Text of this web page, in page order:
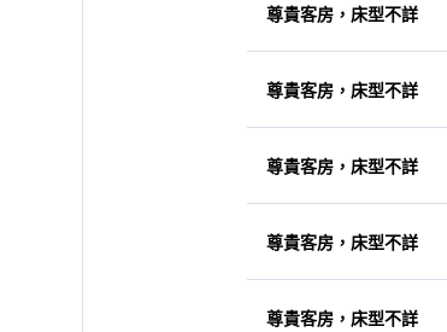
尊貴客房，床型不詳
尊貴客房，床型不詳
尊貴客房，床型不詳
尊貴客房，床型不詳
尊貴客房，床型不詳